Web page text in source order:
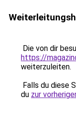
Die von dir
https://
weiterzuleiten.
Falls du diese
du zur